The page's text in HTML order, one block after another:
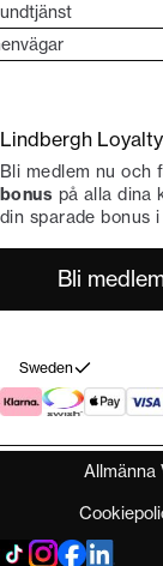
köp
Lindbergh-
Lindbergh Loyalty
Bli medlem nu och
bonus på alla dina
din sparade bonus
Bli
Sweden
Allmänna